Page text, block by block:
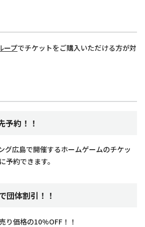
ープでチケットをご購入いただける方が対
予約！！
グ広島で開催するホームゲームのチケッ
予約できます。
団体割引！！
り価格の10%OFF！！